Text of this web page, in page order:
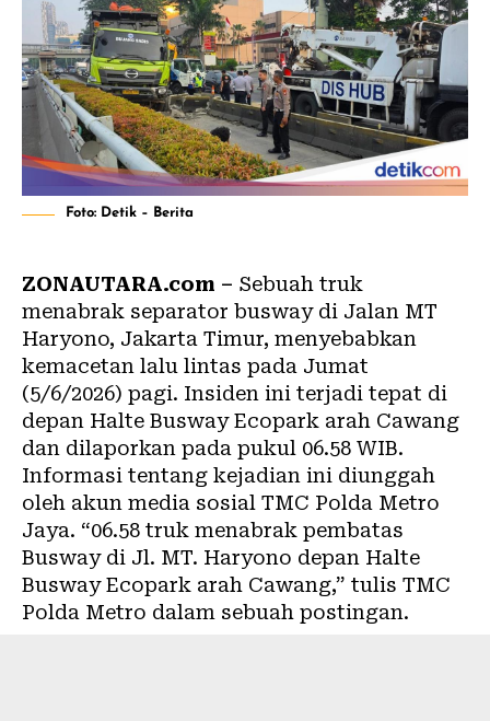
Foto: Detik – Berita
ZONAUTARA.com – Sebuah truk
menabrak separator busway di Jalan MT
Haryono, Jakarta Timur, menyebabkan
kemacetan lalu lintas pada Jumat
(5/6/2026) pagi. Insiden ini terjadi tepat di
depan Halte Busway Ecopark arah Cawang
dan dilaporkan pada pukul 06.58 WIB.
Informasi tentang kejadian ini diunggah
oleh akun media sosial TMC Polda Metro
Jaya. “06.58 truk menabrak pembatas
Busway di Jl. MT. Haryono depan Halte
Busway Ecopark arah Cawang,” tulis TMC
Polda Metro dalam sebuah postingan.